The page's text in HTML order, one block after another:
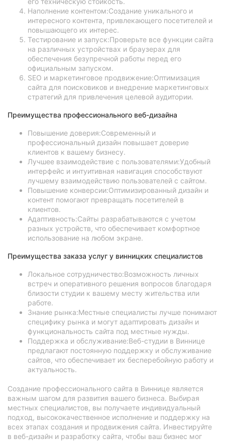
Наполнение контентом:Создание уникального и
интересного контента, привлекающего посетителей и
повышающего их интерес.
Тестирование и запуск:Проверьте все функции сайта
на различных устройствах и браузерах для
обеспечения безупречной работы перед его
официальным запуском.
SEO и маркетинговое продвижение:Оптимизация
сайта для поисковиков и внедрение маркетинговых
стратегий для привлечения целевой аудитории.
Преимущества профессионального веб-дизайна
Повышение доверия:Современный и
профессиональный дизайн повышает доверие
клиентов к вашему бизнесу.
Лучшее взаимодействие с пользователями:Удобный
интерфейс и интуитивная навигация способствуют
лучшему взаимодействию пользователей с сайтом.
Повышение конверсии:Оптимизированный дизайн и
контент помогают превращать посетителей в
клиентов.
Адаптивность:Сайты разрабатываются с учетом
разных устройств, что обеспечивает комфортное
использование на любом экране.
Преимущества заказа услуг у винницких специалистов
Локальное сотрудничество:Возможность личных
встреч и оперативного решения вопросов благодаря
близости студии к вашему месту жительства или
работе.
Знание рынка:Местные специалисты лучше понимают
специфику рынка и могут адаптировать дизайн и
функциональность сайта под местные нужды.
Поддержка и обслуживание:Веб-студии в Виннице
предлагают постоянную поддержку и обслуживание
сайтов, что обеспечивает их бесперебойную работу и
актуальность.
Создание профессионального сайта в Виннице является
важным шагом для развития вашего бизнеса. Выбирая
местных специалистов, вы получаете индивидуальный
подход, высококачественное исполнение и поддержку на
всех этапах создания и продвижения сайта. Инвестируйте
в веб-дизайн и разработку сайта, чтобы ваш бизнес мог